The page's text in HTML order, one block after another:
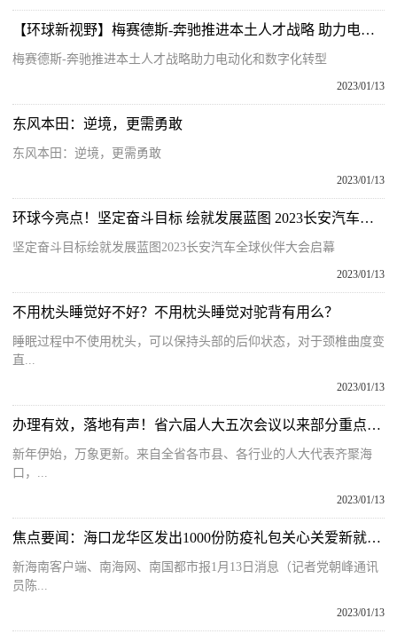
【环球新视野】梅赛德斯-奔驰推进本土人才战略 助力电动化和数字化转型
梅赛德斯-奔驰推进本土人才战略助力电动化和数字化转型
2023/01/13
东风本田：逆境，更需勇敢
东风本田：逆境，更需勇敢
2023/01/13
环球今亮点！坚定奋斗目标 绘就发展蓝图 2023长安汽车全球伙伴大会启幕
坚定奋斗目标绘就发展蓝图2023长安汽车全球伙伴大会启幕
2023/01/13
不用枕头睡觉好不好？不用枕头睡觉对驼背有用么？
睡眠过程中不使用枕头，可以保持头部的后仰状态，对于颈椎曲度变
直...
2023/01/13
办理有效，落地有声！省六届人大五次会议以来部分重点督办建议盘点
新年伊始，万象更新。来自全省各市县、各行业的人大代表齐聚海
口，...
2023/01/13
焦点要闻：海口龙华区发出1000份防疫礼包关心关爱新就业群体
新海南客户端、南海网、南国都市报1月13日消息（记者党朝峰通讯
员陈...
2023/01/13